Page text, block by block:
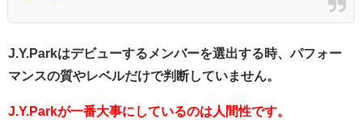
J.Y.Parkはデビューするメンバーを選出する時、パフォー
マンスの質やレベルだけで判断していません。
J.Y.Parkが一番大事にしているのは人間性です。